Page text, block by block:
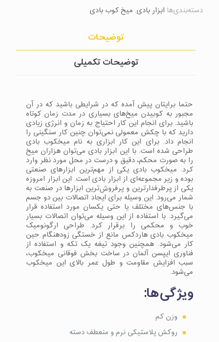
دسته‌بندی‌ها ابزار بادی, میخ کوب بادی
توضیحات
توضیحات تکمیلی
حتما برایتان پیش آمده که در شرایطی باشید که در آن
مجبور به کوبیدن میخ‌های بسیاری در مدت زمان کوتاه
باشید. برای انجام این کار احتیاج به زمان و انرژی زیادی
دارید که با چکش معمولی نمی‌توان چنین کار سنگینی را
انجام داد. برای این کار ابزاری به نام میخکوب بادی
طراحی شده است. با این ابزار بادی می‌توان هزاران میخ
را به صورت محکم، دقیق و درست در محل مورد نظر وارد
کرد. میخکوب بادی یکی از مهم‌ترین ابزارهای صنعتی
بوده و زیر مجموعه‌ای از ابزار بادی است. این ابزار امروزه
یکی از پرطرفدارترین و پرفروش‌ترین ابزارها در صنعت به
شمار می‌رود. این وسیله برای ایجاد اتصالات بین دو جسم
با جنس‌های مختلف یا حتی یکسان مورد استفاده قرار
می‌گیرد. با استفاده از این وسیله می‌توان اتصالات بسیار
خوب و محکمی را برقرار کرد. طراحی ارگونومیک
میخکوب بادی هاردکس مانع از خستگی زودهنگام حین
کار می‌شود. همچنین وجود تیغه یک تکه و استفاده از
فناوری ایپسن آلمان در ساخت بخش فوقانی میخکوب،
سبب افزایش مقاومت و طول عمر بالای این میخکوب
می‌شود.
ویژگی‌ها:
وزن کم
روکش پلاستیکی نرم و منعطف دسته